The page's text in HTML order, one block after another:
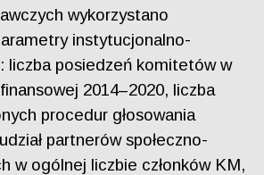
wykorzystano
instytucjonalno-
liczba posiedzeń komitetów w
2014–2020, liczba
procedur głosowania
partnerów społeczno-
w ogólnej liczbie członków KM,